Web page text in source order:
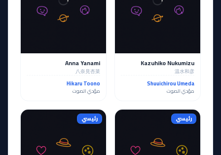
Kazuhiko Nukumizu
温水和彦
Shuuichirou Umeda
مؤدي الصوت
Anna Yanami
八奈見杏菜
Hikaru Toono
مؤدي الصوت
رئيسي رئيسي